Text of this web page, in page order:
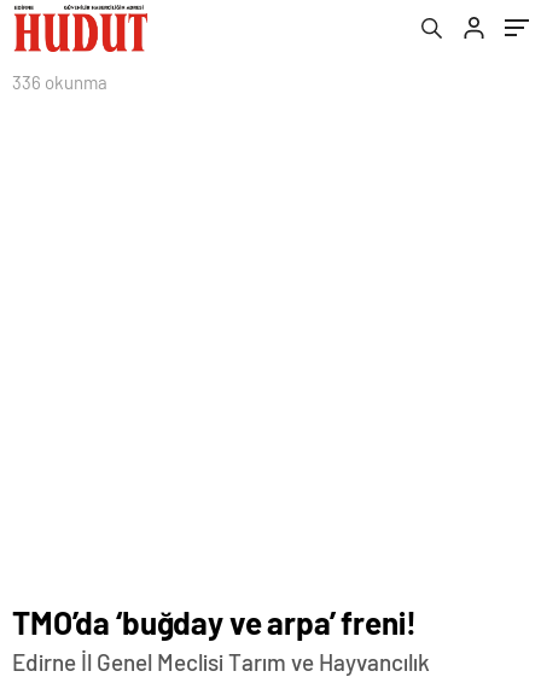
336 okunma
TMO’da ‘buğday ve arpa’ freni!
Edirne İl Genel Meclisi Tarım ve Hayvancılık